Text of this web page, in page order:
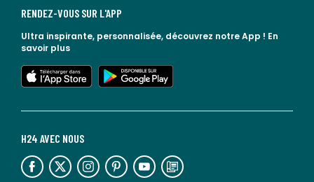
H24 AVEC NOUS
lien vers l'espace réseaux sociaux lien vers l'espace réseaux sociaux lien vers l'espace réseaux sociaux lien vers l'espace réseaux sociaux lien vers l'espace réseaux sociaux lien vers le blog la redoute
RENDEZ-VOUS SUR L'APP
Ultra inspirante, personnalisée, découvrez notre App ! En
savoir plus
lien vers l'app store
lien vers google play